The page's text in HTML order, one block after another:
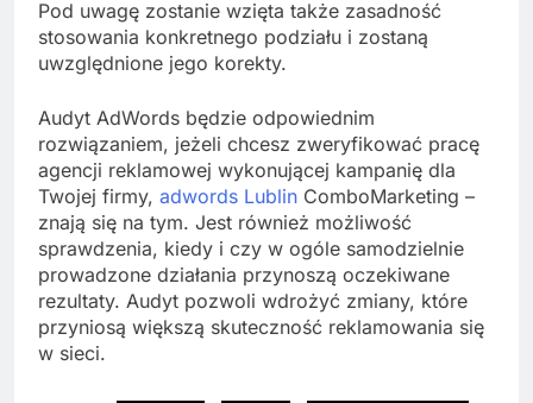
Pod uwagę zostanie wzięta także zasadność
stosowania konkretnego podziału i zostaną
uwzględnione jego korekty.
Audyt AdWords będzie odpowiednim
rozwiązaniem, jeżeli chcesz zweryfikować pracę
agencji reklamowej wykonującej kampanię dla
Twojej firmy, adwords Lublin ComboMarketing –
znają się na tym. Jest również możliwość
sprawdzenia, kiedy i czy w ogóle samodzielnie
prowadzone działania przynoszą oczekiwane
rezultaty. Audyt pozwoli wdrożyć zmiany, które
przyniosą większą skuteczność reklamowania się
w sieci.